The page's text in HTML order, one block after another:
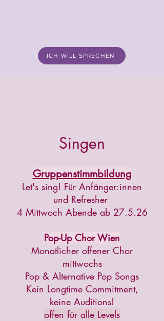
ICH WILL SPRECHEN
Singen
Gruppenstimmbildung
Let's sing! Für Anfänger:innen
und Refresher
4 Mittwoch Abende ab 27.5.26
Pop-Up Chor Wien
Monatlicher offener Chor
mittwochs
Pop & Alternative Pop Songs
Kein Longtime Commitment,
keine Auditions!
offen für alle Levels